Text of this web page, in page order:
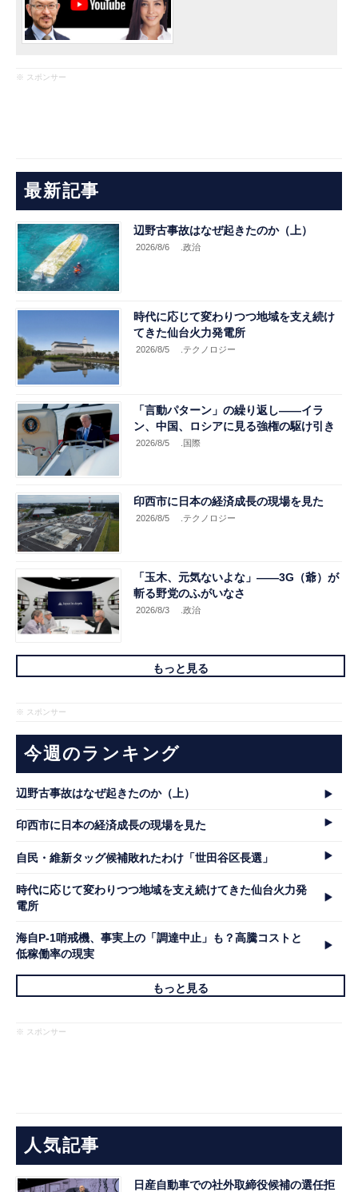
※ スポンサー
最新記事
辺野古事故はなぜ起きたのか（上）
2026/8/6 .政治
時代に応じて変わりつつ地域を支え続け
てきた仙台火力発電所
2026/8/5 .テクノロジー
「言動パターン」の繰り返し――イラ
ン、中国、ロシアに見る強権の駆け引き
2026/8/5 .国際
印西市に日本の経済成長の現場を見た
2026/8/5 .テクノロジー
「玉木、元気ないよな」――3G（爺）が
斬る野党のふがいなさ
2026/8/3 .政治
もっと見る
※ スポンサー
今週のランキング
辺野古事故はなぜ起きたのか（上）
印西市に日本の経済成長の現場を見た
自民・維新タッグ候補敗れたわけ「世田谷区長選」
時代に応じて変わりつつ地域を支え続けてきた仙台火力発
電所
海自P-1哨戒機、事実上の「調達中止」も？高騰コストと
低稼働率の現実
もっと見る
※ スポンサー
人気記事
日産自動車での社外取締役候補の選任拒